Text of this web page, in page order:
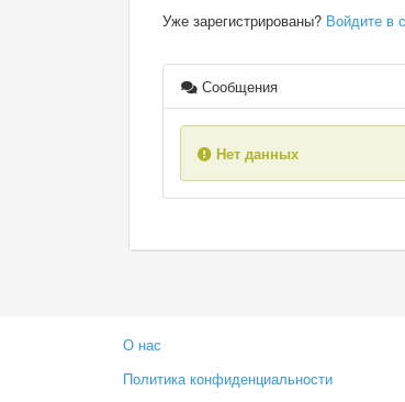
Уже зарегистрированы? Войдите в
Сообщения
Нет данных
О нас
Политика конфиденциальности